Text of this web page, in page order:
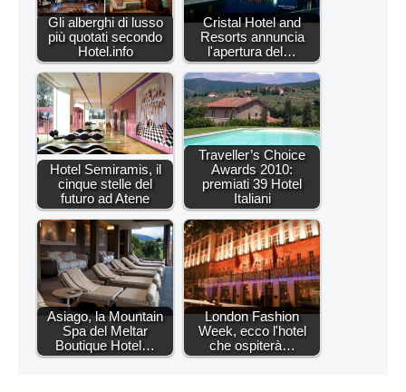
Gli alberghi di lusso
più quotati secondo
Hotel.info
Cristal Hotel and
Resorts annuncia
l'apertura del…
Hotel Semiramis, il
cinque stelle del
futuro ad Atene
Traveller’s Choice
Awards 2010:
premiati 39 Hotel
Italiani
Asiago, la Mountain
Spa del Meltar
Boutique Hotel…
London Fashion
Week, ecco l'hotel
che ospiterà…